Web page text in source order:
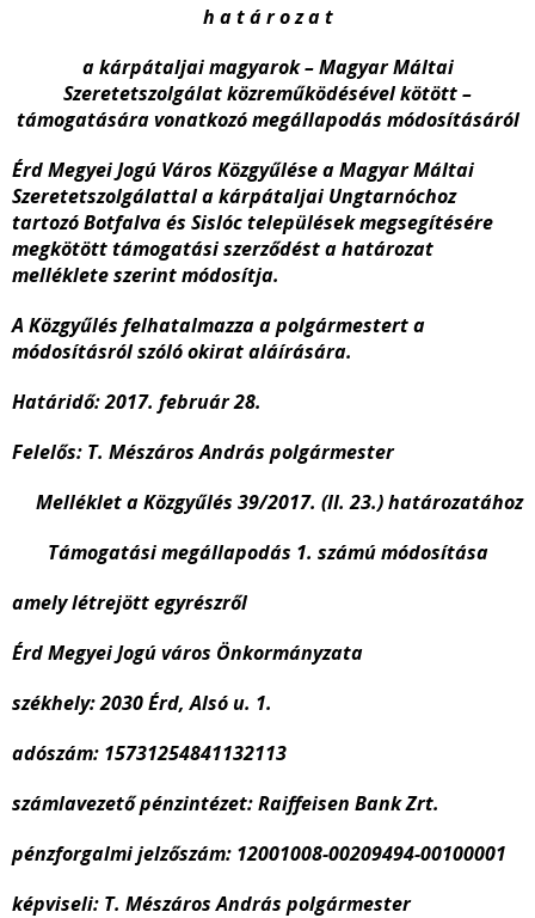
h a t á r o z a t
a kárpátaljai magyarok – Magyar Máltai
Szeretetszolgálat közreműködésével kötött –
támogatására vonatkozó megállapodás módosításáról
Érd Megyei Jogú Város Közgyűlése aMagyar Máltai
Szeretetszolgálattala kárpátaljai Ungtarnóchoz
tartozó Botfalva és Sislóc települések megsegítésére
megkötött támogatási szerződésta határozat
melléklete szerint módosítja.
A Közgyűlés felhatalmazza a polgármestert a
módosításról szóló okirat aláírására.
Határidő: 2017. február 28.
Felelős: T. Mészáros András polgármester
Melléklet a Közgyűlés 39/2017. (II. 23.) határozatához
Támogatási megállapodás 1. számú módosítása
amely létrejött egyrészről
Érd Megyei Jogú város Önkormányzata
székhely: 2030 Érd, Alsó u. 1.
adószám: 15731254841132113
számlavezető pénzintézet: Raiffeisen Bank Zrt.
pénzforgalmi jelzőszám: 12001008-00209494-00100001
képviseli: T. Mészáros András polgármester